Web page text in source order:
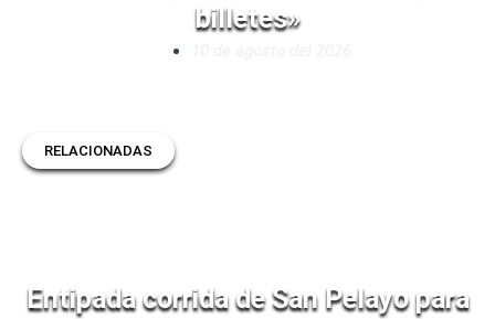
billetes»
RELACIONADAS
Entipada corrida de San Pelayo para